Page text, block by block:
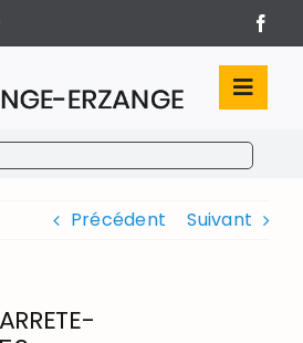
Précédent Suivant